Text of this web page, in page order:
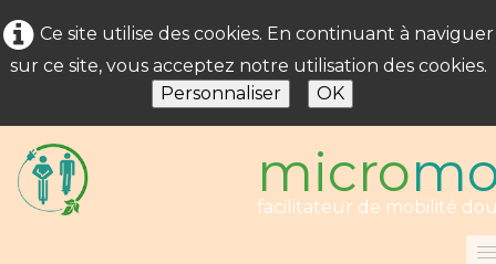
Ce site utilise des cookies. En continuant à naviguer
sur ce site, vous acceptez notre utilisation des cookies.
Personnaliser
OK
micro
facilitateur de mobilité